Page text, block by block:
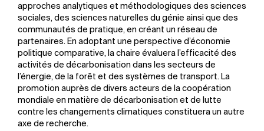
approches analytiques et méthodologiques des sciences
sociales, des sciences naturelles du génie ainsi que des
communautés de pratique, en créant un réseau de
partenaires. En adoptant une perspective d’économie
politique comparative, la chaire évaluera l’efficacité des
activités de décarbonisation dans les secteurs de
l’énergie, de la forêt et des systèmes de transport. La
promotion auprès de divers acteurs de la coopération
mondiale en matière de décarbonisation et de lutte
contre les changements climatiques constituera un autre
axe de recherche.